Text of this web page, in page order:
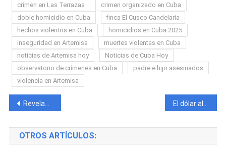
crimen en Las Terrazas
crimen organizado en Cuba
doble homicidio en Cuba
finca El Cusco Candelaria
hechos violentos en Cuba
homicidios en Cuba 2025
inseguridad en Artemisa
muertes violentas en Cuba
noticias de Artemisa hoy
Noticias de Cuba Hoy
observatorio de crímenes en Cuba
padre e hijo asesinados
violencia en Artemisa
Navegación
de
entradas
Revelan causa de muerte de Gretchen Revé, hija de Elito Revé El dólar alcanza récord histórico en Cuba y el euro sorprende en el mercado negro
OTROS ARTÍCULOS: